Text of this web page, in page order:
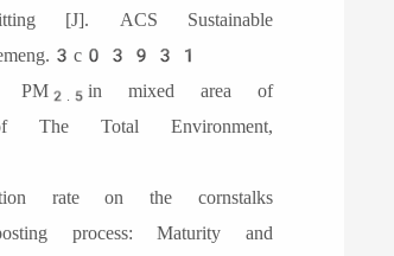
[J]. ACS Sustainable
PM 2.5in mixed area of
The Total Environment,
rate on the cornstalks
process: Maturity and